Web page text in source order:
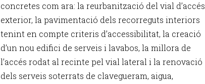
concretes com ara: la reurbanització del vial d’accés
exterior, la pavimentació dels recorreguts interiors
tenint en compte criteris d’accessibilitat, la creació
d’un nou edifici de serveis i lavabos, la millora de
l’accés rodat al recinte pel vial lateral i la renovació
dels serveis soterrats de clavegueram, aigua,